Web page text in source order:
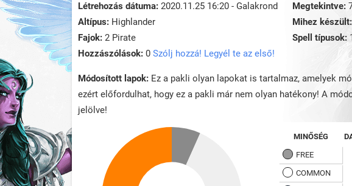
Létrehozás dátuma: 2020.11.25 16:20 - Galakrond Megtekintve:
Altípus: Highlander Mihez készült:
Fajok: 2 Pirate Spell típusok:
Hozzászólások: 0 Szólj hozzá! Legyél te az első!
Módosított lapok: Ez a pakli olyan lapokat is tartalmaz, amelyek
ezért előfordulhat, hogy ez a pakli már nem olyan hatékony! A
jelölve!
MINŐSÉG
FREE
COMMON